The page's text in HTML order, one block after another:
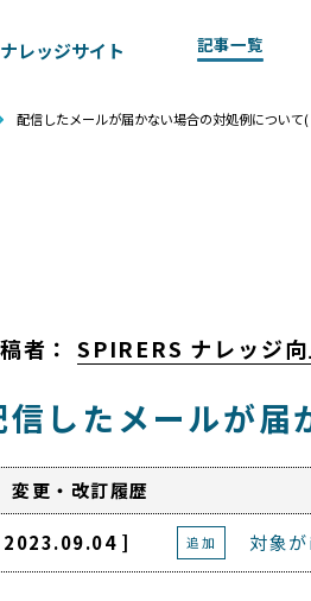
ナレッジサイト 記事一覧
配信したメールが届かない場合の対処例について(
者： SPIRERS ナレッジ
信したメールが
変更・改訂履歴
] 追加 対象